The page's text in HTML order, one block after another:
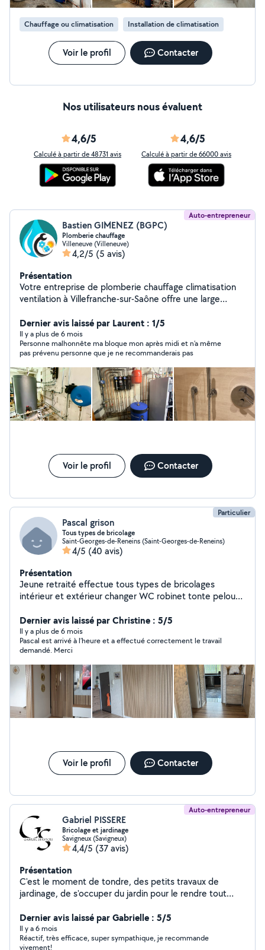
Chauffage ou climatisation Installation de climatisation
Voir le profil Contacter
Nos utilisateurs nous évaluent
4,6/5
Calculé à partir de 48731 avis
4,6/5
Calculé à partir de 66000 avis
Auto-entrepreneur
Bastien GIMENEZ (BGPC)
Plomberie chauffage
Villeneuve (Villeneuve)
4,2/5 (5 avis)
Présentation
Votre entreprise de plomberie chauffage climatisation
ventilation à Villefranche-sur-Saône offre une large
Que ce soit l'installation, la mise en service, et la
création de salles de bain, le chauffage au sol et les
pompes à chaleur pour un confort thermique optimal,
les services professionnels d'installation et de
dimensionnement de la climatisation, les solutions de
VMC simple et double flux pour une ventilation efficace,
ou l'assistance rapide pour toutes urgences de
dépannage, chaque prestation est exécutée avec soin
et précision, garantissant des résultats à la hauteur de
Dernier avis laissé par Laurent : 1/5
Il y a plus de 6 mois
Personne malhonnête ma bloque mon après midi et n’a même
pas prévenu personne que je ne recommanderais pas
Voir le profil Contacter
Particulier
Pascal grison
Tous types de bricolage
Saint-Georges-de-Reneins (Saint-Georges-de-Reneins)
4/5 (40 avis)
Présentation
Jeune retraité effectue tous types de bricolages
intérieur et extérieur changer WC robinet tonte pelouse
pose meuble cuisine petite plomberie Equipe pompe
débouchage WC évier douche lavabo posé luminaires
papier peint peinture .
Dernier avis laissé par Christine : 5/5
Il y a plus de 6 mois
Pascal est arrivé à l’heure et a effectué correctement le travail
demandé. Merci
Voir le profil Contacter
Auto-entrepreneur
Gabriel PISSERE
Bricolage et jardinage
Savigneux (Savigneux)
4,4/5 (37 avis)
Présentation
C'est le moment de tondre, des petits travaux de
jardinage, de s'occuper du jardin pour le rendre tout
bricolage faites appel à @gabriel_services_ , un travail
soigné et en plus l'état prends en charge 50% de la
facture grâce au crédit d'impôt , donc n'hésitez plus !
Dernier avis laissé par Gabrielle : 5/5
Il y a 6 mois
Réactif, très efficace, super sympathique, je recommande
vivement!